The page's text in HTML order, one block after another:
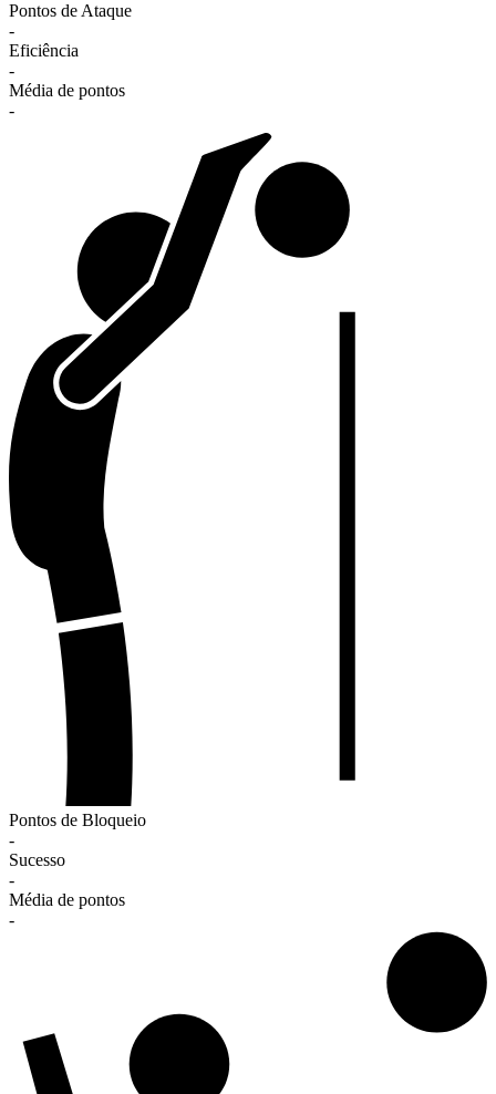
Pontos de Ataque
-
Eficiência
-
Média de pontos
-
Pontos de Bloqueio
-
Sucesso
-
Média de pontos
-